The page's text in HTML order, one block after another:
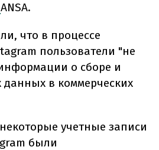
ANSA.
что в процессе
пользователи "не
о сборе и
данных в коммерческих
учетные записи
были